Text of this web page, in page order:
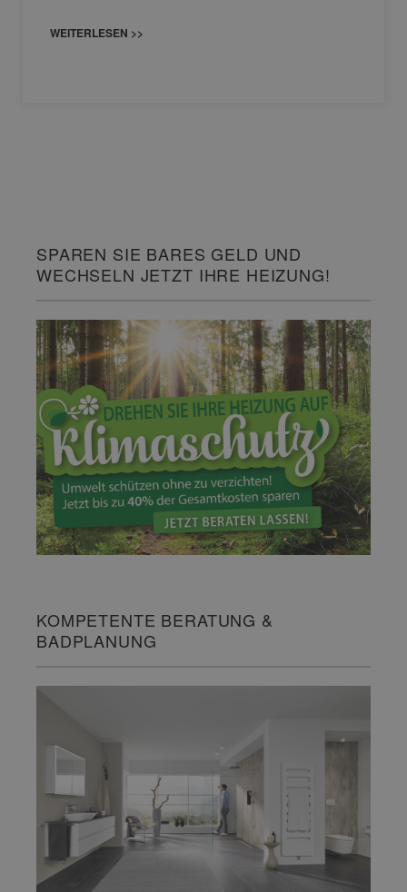
WEITERLESEN >>
SPAREN SIE BARES GELD UND
WECHSELN JETZT IHRE HEIZUNG!
KOMPETENTE BERATUNG &
BADPLANUNG